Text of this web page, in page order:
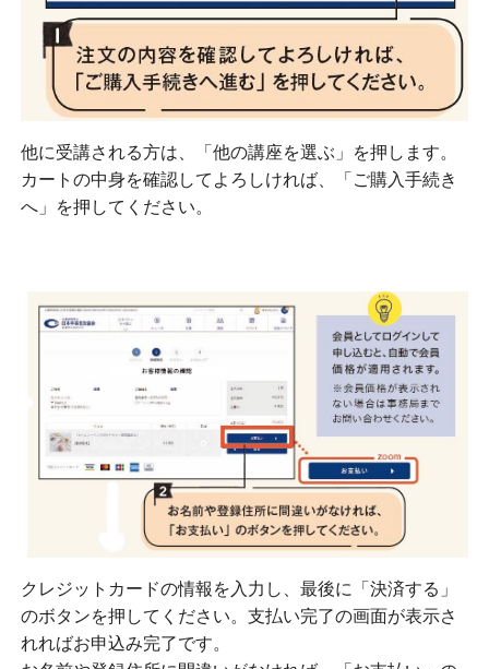
他に受講される方は、「他の講座を選ぶ」を押します。
カートの中身を確認してよろしければ、「ご購入手続き
へ」を押してください。
クレジットカードの情報を入力し、最後に「決済する」
のボタンを押してください。支払い完了の画面が表示さ
れればお申込み完了です。